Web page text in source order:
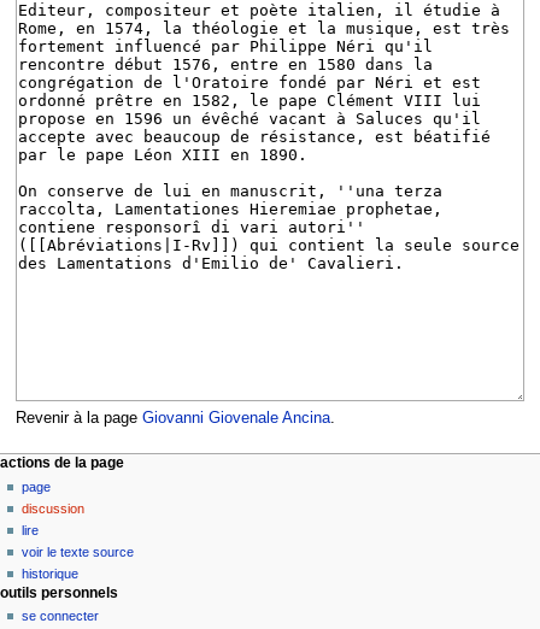
Revenir à la page Giovanni Giovenale Ancina.
M
e
n
u
d
e
actions de la page
page
discussion
lire
voir le texte source
historique
outils personnels
se connecter